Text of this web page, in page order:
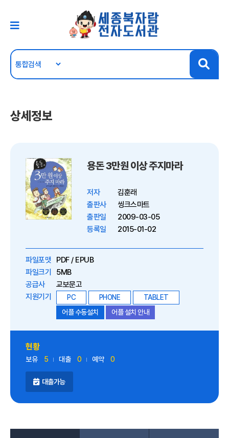
상세정보
용돈 3만원 이상 주지마라
저자
김훈래
출판사
씽크스마트
출판일
2009-03-05
등록일
2015-01-02
파일포맷
PDF / EPUB
파일크기
5MB
공급사
교보문고
지원기기
PC PHONE
TABLET
어플 수동설치
어플 설치 안내
현황
보유 5 대출 0 예약 0
대출가능